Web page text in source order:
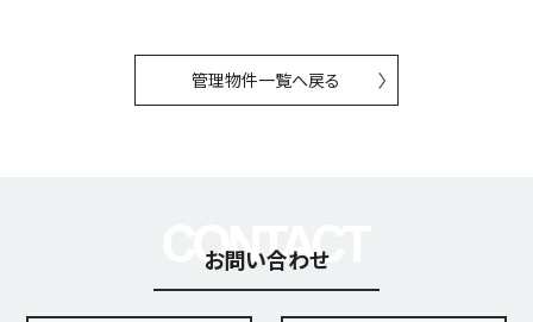
管理物件一覧へ戻る
お問い合わせ